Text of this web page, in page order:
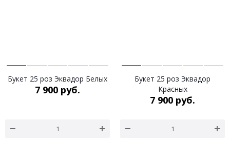
Букет 25 роз Эквадор Белых
7 900 руб.
Букет 25 роз Эквадор
Красных
7 900 руб.